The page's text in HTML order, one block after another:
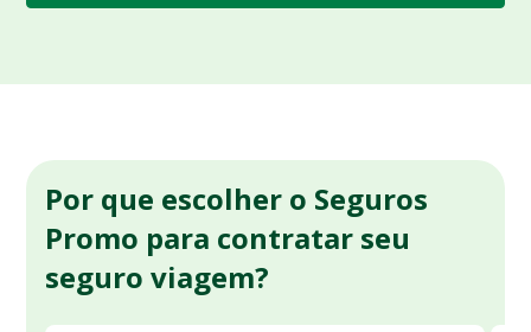
Por que escolher o Seguros
Promo para contratar seu
seguro viagem?